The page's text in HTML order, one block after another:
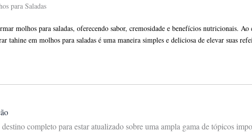
para Saladas
molhos para saladas, oferecendo sabor, cremosidade e benefícios nutricionais.
tahine em molhos para saladas é uma maneira simples e deliciosa de elevar suas
completo para estar atualizado sobre uma ampla gama de tópicos